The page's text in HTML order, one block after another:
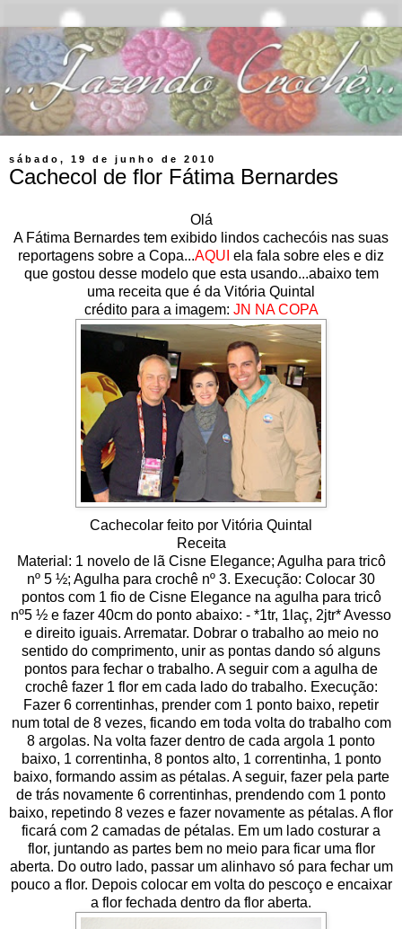
sábado, 19 de junho de 2010
Cachecol de flor Fátima Bernardes
Olá
A Fátima Bernardes tem exibido lindos cachecóis nas suas
reportagens sobre a Copa...AQUI ela fala sobre eles e diz
que gostou desse modelo que esta usando...abaixo tem
uma receita que é da Vitória Quintal
crédito para a imagem: JN NA COPA
Cachecolar feito por Vitória Quintal
Receita
Material: 1 novelo de lã Cisne Elegance; Agulha para tricô
nº 5 ½; Agulha para crochê nº 3. Execução: Colocar 30
pontos com 1 fio de Cisne Elegance na agulha para tricô
nº5 ½ e fazer 40cm do ponto abaixo: - *1tr, 1laç, 2jtr* Avesso
e direito iguais. Arrematar. Dobrar o trabalho ao meio no
sentido do comprimento, unir as pontas dando só alguns
pontos para fechar o trabalho. A seguir com a agulha de
crochê fazer 1 flor em cada lado do trabalho. Execução:
Fazer 6 correntinhas, prender com 1 ponto baixo, repetir
num total de 8 vezes, ficando em toda volta do trabalho com
8 argolas. Na volta fazer dentro de cada argola 1 ponto
baixo, 1 correntinha, 8 pontos alto, 1 correntinha, 1 ponto
baixo, formando assim as pétalas. A seguir, fazer pela parte
de trás novamente 6 correntinhas, prendendo com 1 ponto
baixo, repetindo 8 vezes e fazer novamente as pétalas. A flor
ficará com 2 camadas de pétalas. Em um lado costurar a
flor, juntando as partes bem no meio para ficar uma flor
aberta. Do outro lado, passar um alinhavo só para fechar um
pouco a flor. Depois colocar em volta do pescoço e encaixar
a flor fechada dentro da flor aberta.